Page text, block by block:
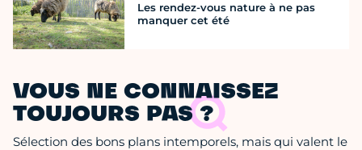
Les rendez-vous nature à ne pas
manquer cet été
VOUS NE CONNAISSEZ
TOUJOURS PAS ?
Sélection des bons plans intemporels, mais qui valent le